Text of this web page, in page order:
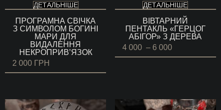
ДЕТАЛЬНІШЕ
ПРОГРАМНА СВІЧКА
З СИМВОЛОМ БОГИНІ
МАРИ ДЛЯ
ВИДАЛЕННЯ
НЕКРОПРИВ’ЯЗОК
2 000 ГРН
ДЕТАЛЬНІШЕ
ВІВТАРНИЙ
ПЕНТАКЛЬ «ГЕРЦОГ
АБІГОР» З ДЕРЕВА
4 000 – 6 000
цін:
000 ГРН